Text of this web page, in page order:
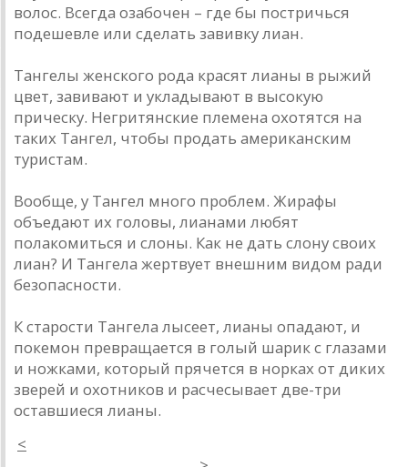
волос. Всегда озабочен – где бы постричься
подешевле или сделать завивку лиан.
Тангелы женского рода красят лианы в рыжий
цвет, завивают и укладывают в высокую
прическу. Негритянские племена охотятся на
таких Тангел, чтобы продать американским
туристам.
Вообще, у Тангел много проблем. Жирафы
объедают их головы, лианами любят
полакомиться и слоны. Как не дать слону своих
лиан? И Тангела жертвует внешним видом ради
безопасности.
К старости Тангела лысеет, лианы опадают, и
покемон превращается в голый шарик с глазами
и ножками, который прячется в норках от диких
зверей и охотников и расчесывает две-три
оставшиеся лианы.
<